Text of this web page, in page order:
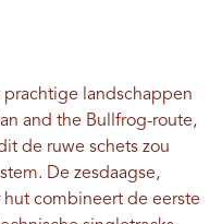
landschappen
and the Bullfrog-route,
de ruwe schets zou
De zesdaagse,
combineert de eerste